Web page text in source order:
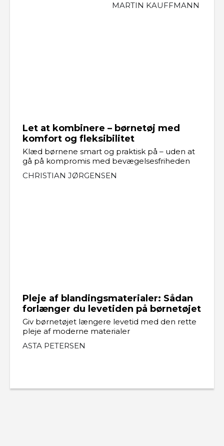
MARTIN KAUFFMANN
Let at kombinere – børnetøj med
komfort og fleksibilitet
Klæd børnene smart og praktisk på – uden at
gå på kompromis med bevægelsesfriheden
CHRISTIAN JØRGENSEN
Pleje af blandingsmaterialer: Sådan
forlænger du levetiden på børnetøjet
Giv børnetøjet længere levetid med den rette
pleje af moderne materialer
ASTA PETERSEN